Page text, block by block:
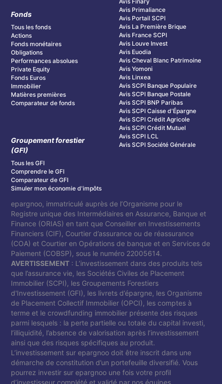
Fonds
Tous les fonds
Actions
Fonds monétaires
Obligations
Performances absolues
Private Equity
Fonds Euros
Immobilier
Matières premières
Comparateur de fonds
Groupement forestier
(GFI)
Tous les GFI
Comprendre le GFI
Comparateur de GFI
Simuler mon économie d'impôts
Avis Primaliance
Avis Portail SCPI
Avis La Première Brique
Avis France SCPI
Avis Louve Invest
Avis Euodia
Avis Cheval Blanc Patrimoine
Avis Yomoni
Avis Linxea
Avis SCPI Banque Populaire
Avis SCPI Banque Postale
Avis SCPI BNP Paribas
Avis SCPI Caisse d'Épargne
Avis SCPI Crédit Agricole
Avis SCPI Crédit Mutuel
Avis SCPI LCL
Avis SCPI Société Générale
epargnoo, immatriculé auprès de l’Organisme pour le
Registre unique des Intermédiaires en Assurance, Banque et
Finance (ORIAS) en tant que Conseiller en Investissements
Financiers (CIF), Courtier d’assurance ou de réassurance
(COA) et Courtier en Opérations de banque et en Services de
Paiement (COBSP), sous le numéro 22005614.
AVERTISSEMENT : L’investissement dans des produits tels
que l’assurance vie, les Sociétés Civiles de Placement
Immobilier (SCPI), les Groupements Forestiers
d'Investissement (GFI), les livrets d’épargne, les Organisme
de Placement Collectif Immobilier (OPCI), les comptes à
terme et le crowdfunding immobilier présente des risques
parmi lesquels : la perte partielle ou totale du capital investi,
l’illiquidité, l’absence de valorisation après l’investissement
ainsi que des risques spécifiques au produit.
L’investissement sur epargnoo doit être inscrit dans une
démarche de constitution d’un portefeuille diversifié. Vous
pourrez investir sur epargnoo une fois votre profil
d’investisseur complété et validé par nos équipes.